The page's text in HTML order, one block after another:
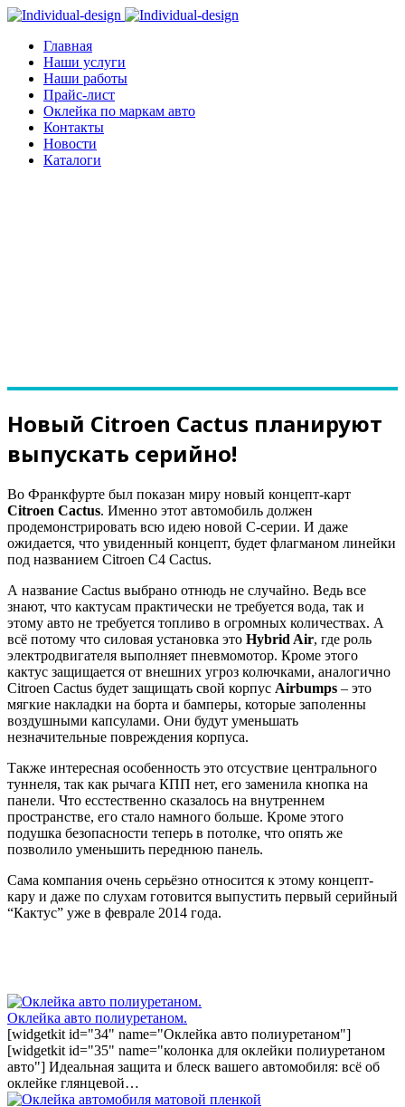
Главная
Наши услуги
Наши работы
Прайс-лист
Оклейка по маркам авто
Контакты
Новости
Каталоги
Новый Citroen Cactus планируют
выпускать серийно!
Во Франкфурте был показан миру новый концепт-карт
Citroen Cactus. Именно этот автомобиль должен
продемонстрировать всю идею новой С-серии. И даже
ожидается, что увиденный концепт, будет флагманом линейки
под названием Citroen С4 Cactus.
А название Cactus выбрано отнюдь не случайно. Ведь все
знают, что кактусам практически не требуется вода, так и
этому авто не требуется топливо в огромных количествах. А
всё потому что силовая установка это Hybrid Air, где роль
электродвигателя выполняет пневмомотор. Кроме этого
кактус защищается от внешних угроз колючками, аналогично
Citroen Cactus будет защищать свой корпус Airbumps – это
мягкие накладки на борта и бамперы, которые заполенны
воздушными капсулами. Они будут уменьшать
незначительные повреждения корпуса.
Также интересная особенность это отсуствие центрального
туннеля, так как рычага КПП нет, его заменила кнопка на
панели. Что есстественно сказалось на внутреннем
пространстве, его стало намного больше. Кроме этого
подушка безопасности теперь в потолке, что опять же
позволило уменьшить переднюю панель.
Сама компания очень серьёзно относится к этому концепт-
кару и даже по слухам готовится выпустить первый серийный
“Кактус” уже в феврале 2014 года.
Оклейка авто полиуретаном.
[widgetkit id="34" name="Оклейка авто полиуретаном"]
[widgetkit id="35" name="колонка для оклейки полиуретаном
авто"] Идеальная защита и блеск вашего автомобиля: всё об
оклейке глянцевой…